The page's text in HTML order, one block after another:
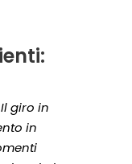
giro in
in